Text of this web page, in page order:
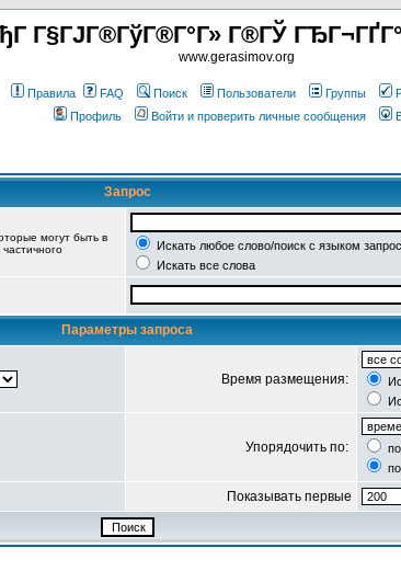
Г§ГЈГ®ГўГ®Г°Г» Г®ГЎ
www.gerasimov.org
Правила FAQ Поиск Пользователи Группы
Профиль
Войти и проверить личные сообщения
Запрос
могут быть в
Искать любое слово/поиск с языком
Искать все слова
Параметры запроса
Время размещения:
Упорядочить по:
Показывать первые